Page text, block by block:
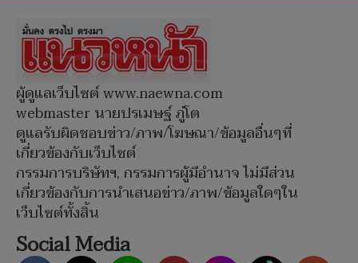
ผู้ดูแลเว็บไซต์ www.naewna.com
webmaster นายปรเมษฐ์ ภู่โต
ดูแลรับผิดชอบข่าว/ภาพ/โฆษณา/ข้อมูลอื่นๆที่
เกี่ยวข้องกับเว็บไซต์
กรรมการบริษัทฯ, กรรมการผู้มีอำนาจ ไม่มีส่วน
เกี่ยวข้องกับการนำเสนอข่าว/ภาพ/ข้อมูลใดๆใน
เว็บไซต์ทั้งสิ้น
Social Media